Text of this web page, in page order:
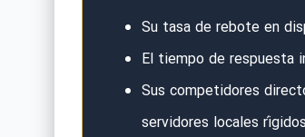
Su tasa de rebote en
El tiempo de respuesta
Sus competidores
servidores locales